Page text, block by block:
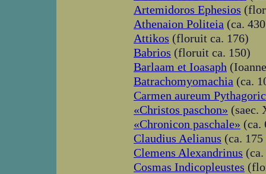
Artemidoros Ephesios
Athenaion Politeia (ca.
Attikos (floruit ca. 176)
Babrios (floruit ca. 150)
Barlaam et Ioasaph
Batrachomyomachia (ca.
Carmen aureum
«Christos paschon» (saec.
«Chronicon paschale» (ca.
Claudius Aelianus (ca.
Clemens Alexandrinus
Cosmas Indicopleustes